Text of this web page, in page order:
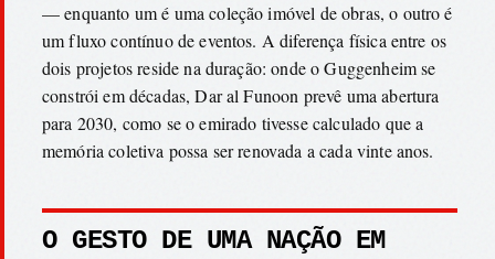
— enquanto um é uma coleção imóvel de obras, o outro é
um fluxo contínuo de eventos. A diferença física entre os
dois projetos reside na duração: onde o Guggenheim se
constrói em décadas, Dar al Funoon prevê uma abertura
para 2030, como se o emirado tivesse calculado que a
memória coletiva possa ser renovada a cada vinte anos.
O GESTO DE UMA NAÇÃO EM